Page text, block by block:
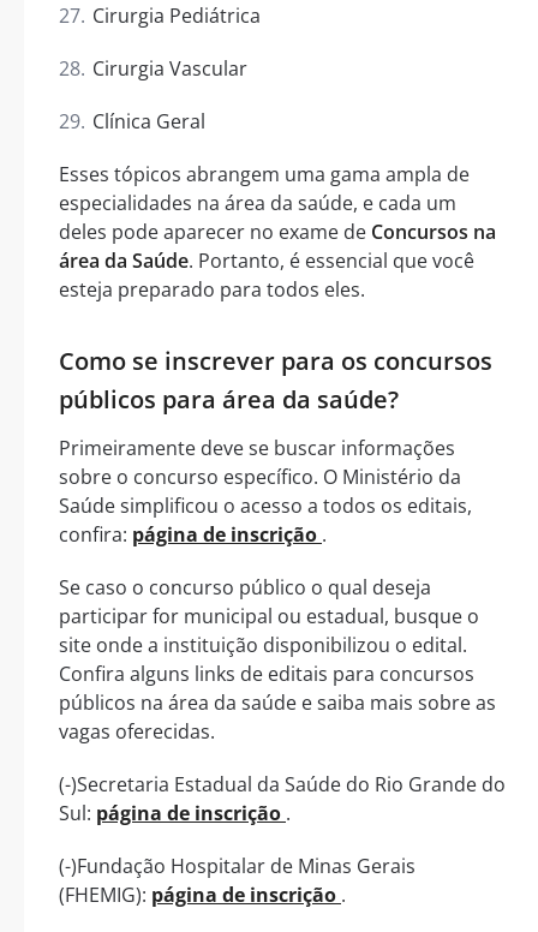
Cirurgia Pediátrica
Cirurgia Vascular
Clínica Geral
Esses tópicos abrangem uma gama ampla de
especialidades na área da saúde, e cada um
deles pode aparecer no exame de Concursos na
área da Saúde. Portanto, é essencial que você
esteja preparado para todos eles.
Como se inscrever para os concursos
públicos para área da saúde?
Primeiramente deve se buscar informações
sobre o concurso específico. O Ministério da
Saúde simplificou o acesso a todos os editais,
confira: página de inscrição .
Se caso o concurso público o qual deseja
participar for municipal ou estadual, busque o
site onde a instituição disponibilizou o edital.
Confira alguns links de editais para concursos
públicos na área da saúde e saiba mais sobre as
vagas oferecidas.
(-)Secretaria Estadual da Saúde do Rio Grande do
Sul: página de inscrição .
(-)Fundação Hospitalar de Minas Gerais
(FHEMIG): página de inscrição .